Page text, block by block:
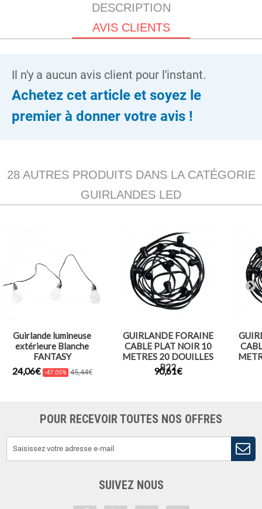
DESCRIPTION
AVIS CLIENTS
Il n'y a aucun avis client pour l'instant.
Achetez cet article et soyez le
premier à donner votre avis !
28 AUTRES PRODUITS DANS LA CATÉGORIE
GUIRLANDES LED
Guirlande lumineuse
extérieure Blanche
FANTASY
24,06€ -47.05% 45,44€
GUIRLANDE FORAINE
CABLE PLAT NOIR 10
METRES 20 DOUILLES
B22
90,61€
POUR RECEVOIR TOUTES NOS OFFRES
SUIVEZ NOUS